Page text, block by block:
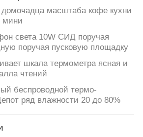
масштаба кофе кухни
мини
света 10W СИД поручая
поручая пусковую площадку
шкала термометра ясная и
чтений
беспроводной термо-
ряд влажности 20 до 80%